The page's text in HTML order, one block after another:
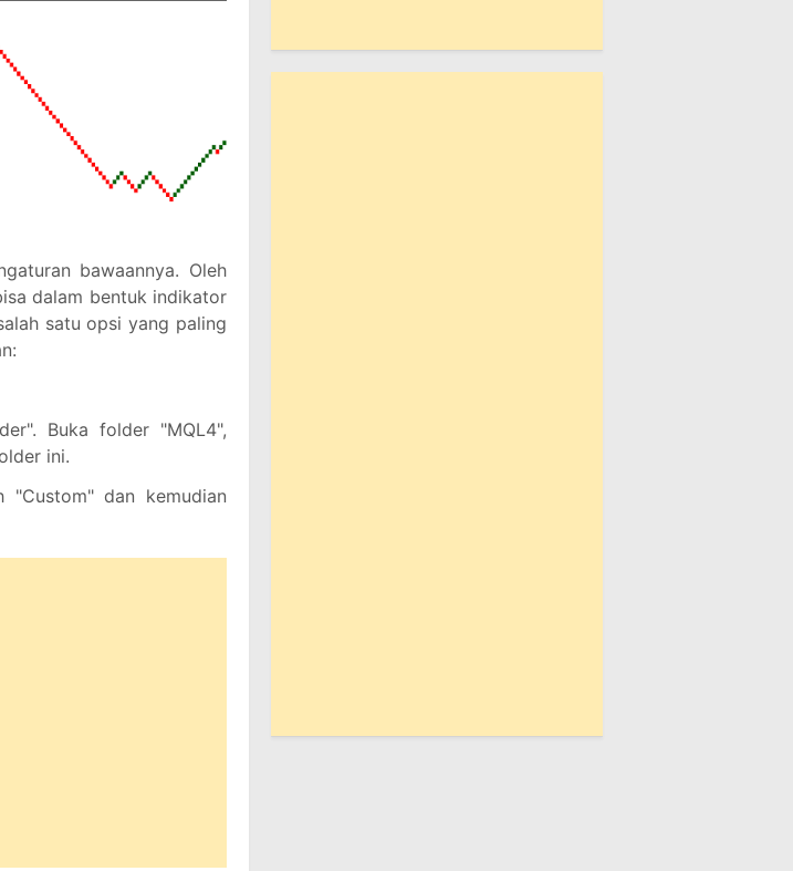
bawaannya. Oleh
dalam bentuk indikator
satu opsi yang paling
Buka folder "MQL4",
ini.
"Custom" dan kemudian